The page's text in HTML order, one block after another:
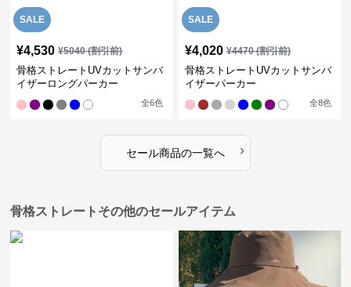
SALE
¥4,530 ¥5040(割引前)
骨格ストレートUVカットサンバ
イザーロングパーカー
全6色
SALE
¥4,020 ¥4470(割引前)
骨格ストレートUVカットサンバ
イザーパーカー
全8色
セール商品の一覧へ ›
骨格ストレートその他のセールアイテム